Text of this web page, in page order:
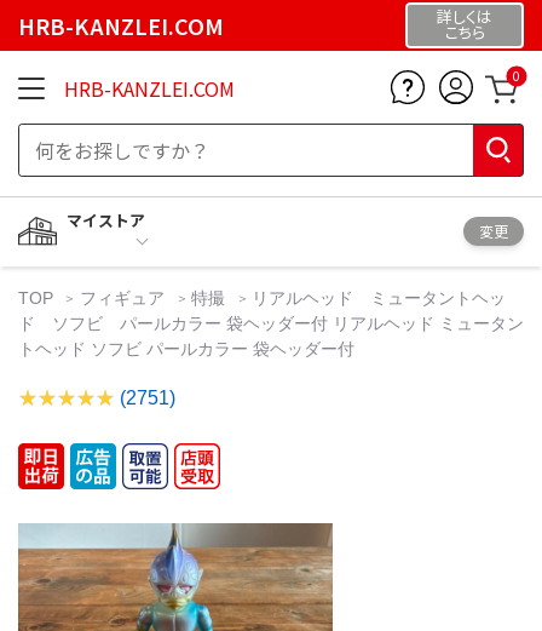
HRB-KANZLEI.COM 詳しくは
こちら
HRB-KANZLEI.COM 0
マイストア
変更
TOP フィギュア 特撮
リアルヘッド ミュータントヘッ
ド ソフビ パールカラー 袋ヘッダー付 リアルヘッド ミュータン
トヘッド ソフビ パールカラー 袋ヘッダー付
(2751)